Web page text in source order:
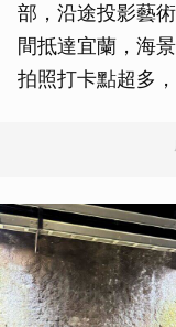
部，沿途投影藝
間抵達宜蘭，海
拍照打卡點超多